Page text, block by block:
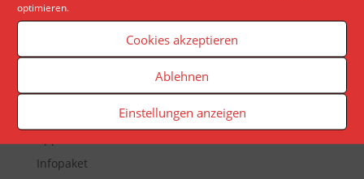
optimieren.
Cookies akzeptieren
Ablehnen
Einstellungen anzeigen
Newsletter
Infopaket